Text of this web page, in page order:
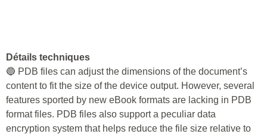
Détails techniques
🔵 PDB files can adjust the dimensions of the document’s
content to fit the size of the device output. However, several
features sported by new eBook formats are lacking in PDB
format files. PDB files also support a peculiar data
encryption system that helps reduce the file size relative to